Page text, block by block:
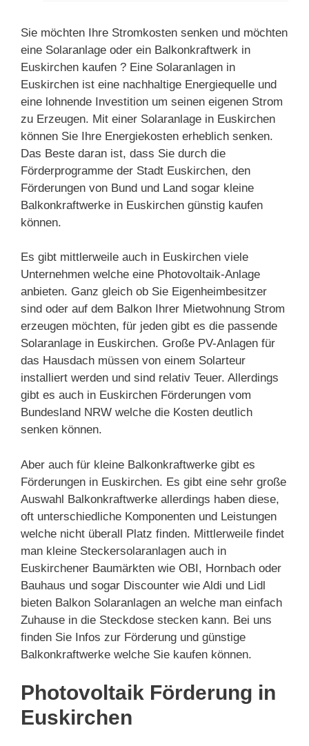
Sie möchten Ihre Stromkosten senken und möchten
eine Solaranlage oder ein Balkonkraftwerk in
Euskirchen kaufen ? Eine Solaranlagen in
Euskirchen ist eine nachhaltige Energiequelle und
eine lohnende Investition um seinen eigenen Strom
zu Erzeugen. Mit einer Solaranlage in Euskirchen
können Sie Ihre Energiekosten erheblich senken.
Das Beste daran ist, dass Sie durch die
Förderprogramme der Stadt Euskirchen, den
Förderungen von Bund und Land sogar kleine
Balkonkraftwerke in Euskirchen günstig kaufen
können.
Es gibt mittlerweile auch in Euskirchen viele
Unternehmen welche eine Photovoltaik-Anlage
anbieten. Ganz gleich ob Sie Eigenheimbesitzer
sind oder auf dem Balkon Ihrer Mietwohnung Strom
erzeugen möchten, für jeden gibt es die passende
Solaranlage in Euskirchen. Große PV-Anlagen für
das Hausdach müssen von einem Solarteur
installiert werden und sind relativ Teuer. Allerdings
gibt es auch in Euskirchen Förderungen vom
Bundesland NRW welche die Kosten deutlich
senken können.
Aber auch für kleine Balkonkraftwerke gibt es
Förderungen in Euskirchen. Es gibt eine sehr große
Auswahl Balkonkraftwerke allerdings haben diese,
oft unterschiedliche Komponenten und Leistungen
welche nicht überall Platz finden. Mittlerweile findet
man kleine Steckersolaranlagen auch in
Euskirchener Baumärkten wie OBI, Hornbach oder
Bauhaus und sogar Discounter wie Aldi und Lidl
bieten Balkon Solaranlagen an welche man einfach
Zuhause in die Steckdose stecken kann. Bei uns
finden Sie Infos zur Förderung und günstige
Balkonkraftwerke welche Sie kaufen können.
Photovoltaik Förderung in
Euskirchen